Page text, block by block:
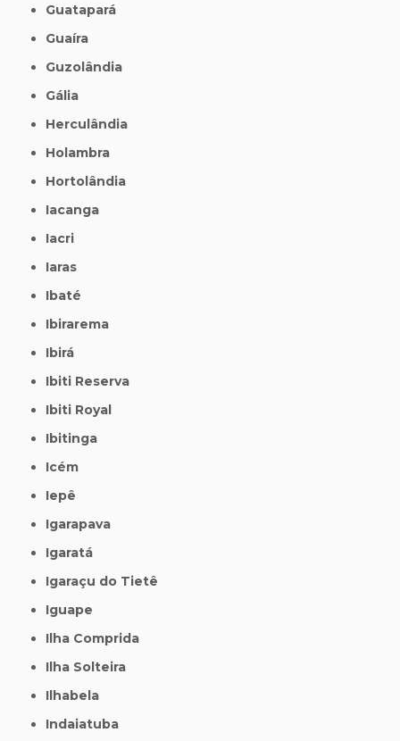
Guatapará
Guaíra
Guzolândia
Gália
Herculândia
Holambra
Hortolândia
Iacanga
Iacri
Iaras
Ibaté
Ibirarema
Ibirá
Ibiti Reserva
Ibiti Royal
Ibitinga
Icém
Iepê
Igarapava
Igaratá
Igaraçu do Tietê
Iguape
Ilha Comprida
Ilha Solteira
Ilhabela
Indaiatuba